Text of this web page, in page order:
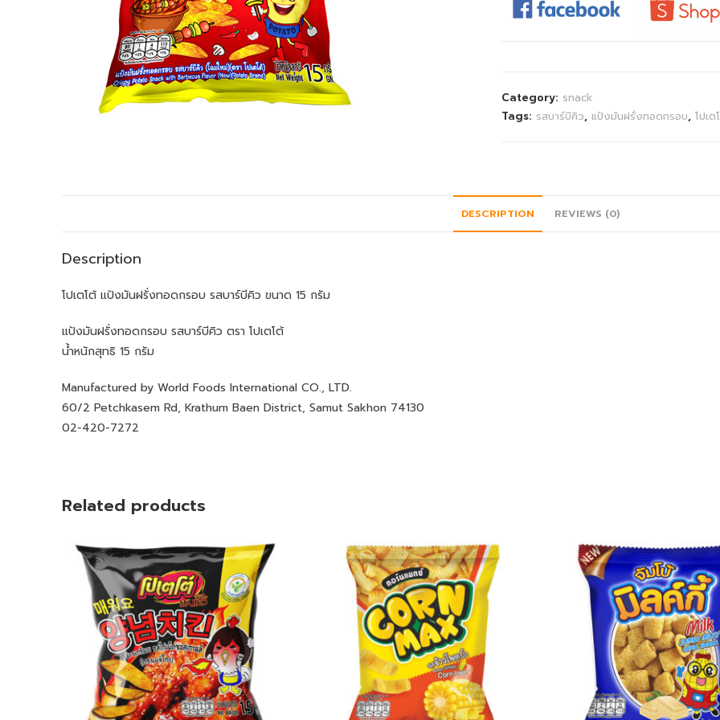
Category: snack
Tags: รสบาร์บีคิว, แป้งมันฝรั่งทอดกรอบ,โปเต
DESCRIPTION REVIEWS (0)
Description
โปเตโต้ แป้งมันฝรั่งทอดกรอบ รสบาร์บีคิว ขนาด 15 กรัม
แป้งมันฝรั่งทอดกรอบ รสบาร์บีคิว ตรา โปเตโต้
น้ำหนักสุทธิ 15 กรัม
Manufactured by World Foods International CO., LTD.
60/2 Petchkasem Rd, Krathum Baen District, Samut Sakhon 74130
02-420-7272
Related products